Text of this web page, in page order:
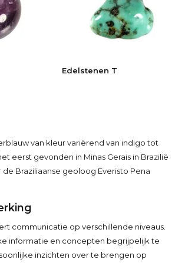
Edelstenen T
van kleur variërend van indigo tot
eerst gevonden in Minas Gerais in Brazilië
Braziliaanse geoloog Everisto Pena
communicatie op verschillende niveaus.
informatie en concepten begrijpelijk te
inzichten over te brengen op